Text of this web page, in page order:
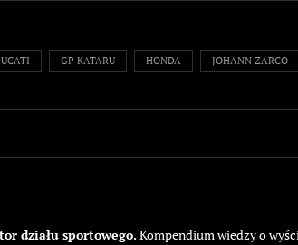
GP KATARU HONDA JOHANN ZARCO
działu sportowego.Kompendium wiedzy o